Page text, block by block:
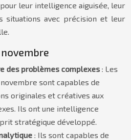
leur intelligence aiguisée, leur
situations avec précision et leur
des problèmes complexes: Les
sont capables de
originales et créatives aux
Ils ont une intelligence
stratégique développé.
: Ils sont capables de